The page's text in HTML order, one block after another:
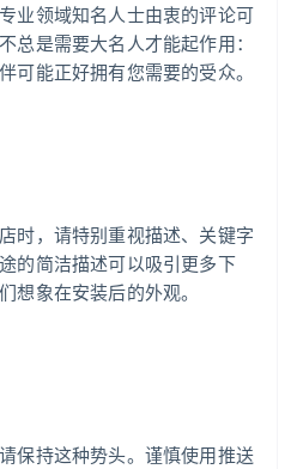
业领域知名人士由衷的评论可
总是需要大名人才能起作用：
可能正好拥有您需要的受众。
时，请特别重视描述、关键字
的简洁描述可以吸引更多下
想象在安装后的外观。
保持这种势头。谨慎使用推送